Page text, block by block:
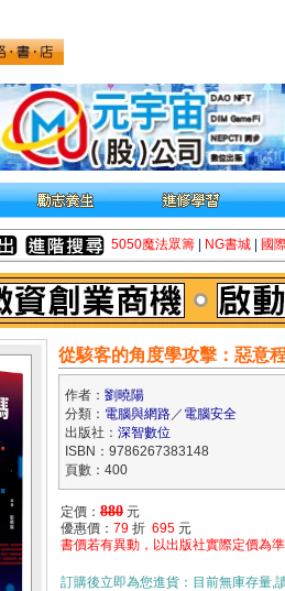
5050魔法眾籌 NG書城 國
從駭客的角度學攻擊：惡意
作者： 劉曉陽
分類： 電腦與網路／ 電腦安全
出版社： 深智數位
ISBN：9786267383148
頁數：400
定價： 880 元
優惠價： 79 折 695 元
書價若有異動，以出版社實際定價為準
訂購後立即為您進貨：目前無庫存量,